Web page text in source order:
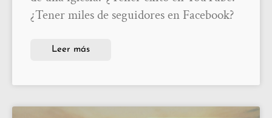
¿Tener miles de seguidores en Facebook?
Leer más